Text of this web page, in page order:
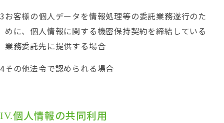
お客様の個人データを情報処理等の委託業務遂行のた
めに、個人情報に関する機密保持契約を締結している
業務委託先に提供する場合
その他法令で認められる場合
個人情報の共同利用